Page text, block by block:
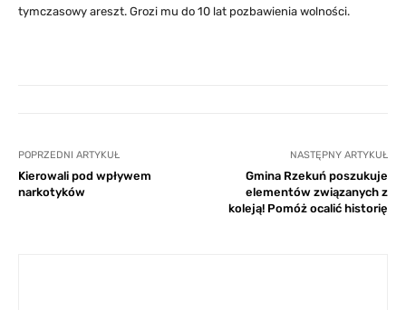
tymczasowy areszt. Grozi mu do 10 lat pozbawienia wolności.
POPRZEDNI ARTYKUŁ
Kierowali pod wpływem
narkotyków
NASTĘPNY ARTYKUŁ
Gmina Rzekuń poszukuje
elementów związanych z
koleją! Pomóż ocalić historię